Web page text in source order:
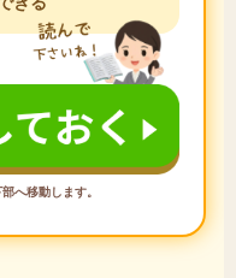
へ移動します。